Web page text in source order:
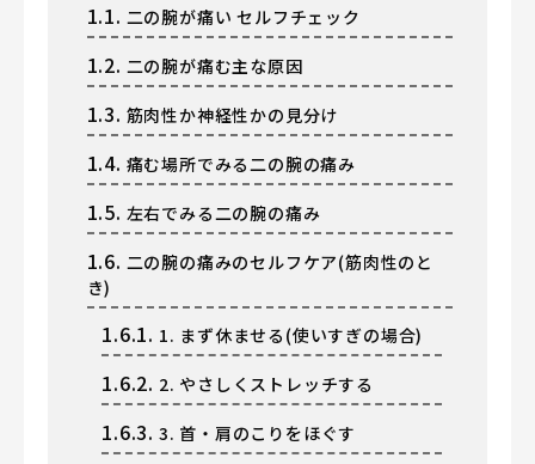
1.1. 二の腕が痛い セルフチェック
1.2. 二の腕が痛む主な原因
1.3. 筋肉性か神経性かの見分け
1.4. 痛む場所でみる二の腕の痛み
1.5. 左右でみる二の腕の痛み
1.6. 二の腕の痛みのセルフケア(筋肉性のと
き)
1.6.1. 1. まず休ませる(使いすぎの場合)
1.6.2. 2. やさしくストレッチする
1.6.3. 3. 首・肩のこりをほぐす